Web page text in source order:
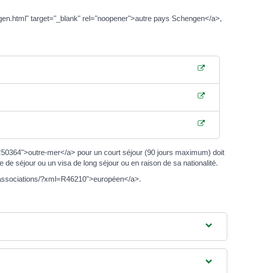
target="_blank" rel="noopener">autre pays Schengen</a>,
mer</a> pour un court séjour (90 jours maximum) doit
séjour ou un visa de long séjour ou en raison de sa nationalité.
?xml=R46210">européen</a>.